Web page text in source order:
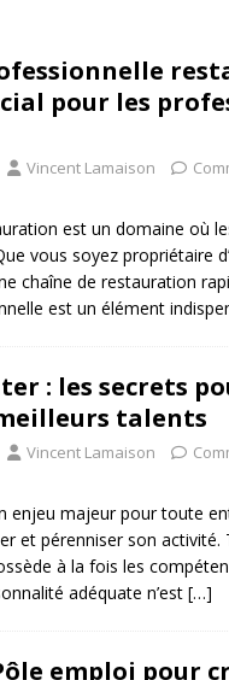
pour les
Vincent Lamaison
est un domaine où
vous soyez propriétaire
chaîne de restauration
est un élément
: les secrets
talents
Vincent Lamaison
enjeu majeur pour toute
et pérenniser son activité.
à la fois les
adéquate n’est […]
emploi pour